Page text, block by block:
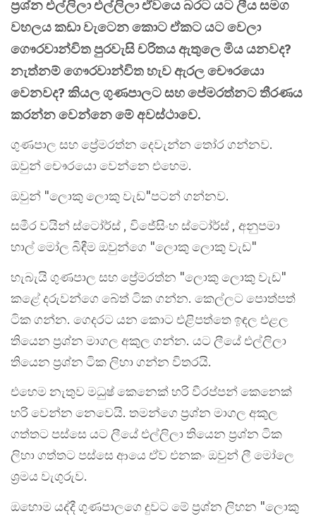
ප්‍රශ්න එල්ලිලා එල්ලිලා ඒවයෙ බරට යට ලීය සමග
වහලය කඩා වැටෙන කොට ඒකට යට වෙලා
ගෞරවාන්විත පුරවැසි චරිතය ඇතුලෙ මිය යනවද?
නැත්නම් ගෞරවාන්විත හැව ඇරල චෞරයො
වෙනවද? කියල ගුණපාලට සහ පේමරත්නට තීරණය
කරන්න වෙන්නෙ මේ අවස්ථාවෙ.
ගුණපාල සහ ප්‍රේමරත්න දෙවැන්න තෝර ගන්නව.
ඔවුන් චෞරයො වෙන්නෙ එහෙම.
ඔවුන් "ලොකු ලොකු වැඩ"පටන් ගන්නව.
සමීර වයින් ස්ටෝර්ස් , විජේසිංහ ස්ටෝර්ස් , අනුපමා
හාල් මෝල බිඳීම ඔවුන්ගෙ "ලොකු ලොකු වැඩ"
හැබැයි ගුණපාල සහ ප්‍රේමරත්න "ලොකු ලොකු වැඩ"
කළේ දරුවන්ගෙ බේත් ටික ගන්න. කෙල්ලට පොත්පත්
ටික ගන්න. ගෙදරට යන කොට එළිපත්තෙ ඉඳල එළල
තියෙන ප්‍රශ්න මාගල අකුල ගන්න. යට ලීයේ එල්ලිලා
තියෙන ප්‍රශ්න ටික ලිහා ගන්න විතරයි.
එහෙම නැතුව මධුෂ් කෙනෙක් හරි වීරප්පන් කෙනෙක්
හරි වෙන්න නෙවෙයි. තමන්ගෙ ප්‍රශ්න මාගල අකුල
ගත්තට පස්සෙ යට ලීයේ එල්ලිලා තියෙන ප්‍රශ්න ටික
ලිහා ගත්තට පස්සෙ ආයෙ ඒව එනකං ඔවුන් ලී මෝලෙ
ශ්‍රමය වැගුරුව.
ඔහොම යද්දී ගුණපාලගෙ දුවට මේ ප්‍රශ්න ලිහන "ලොකු